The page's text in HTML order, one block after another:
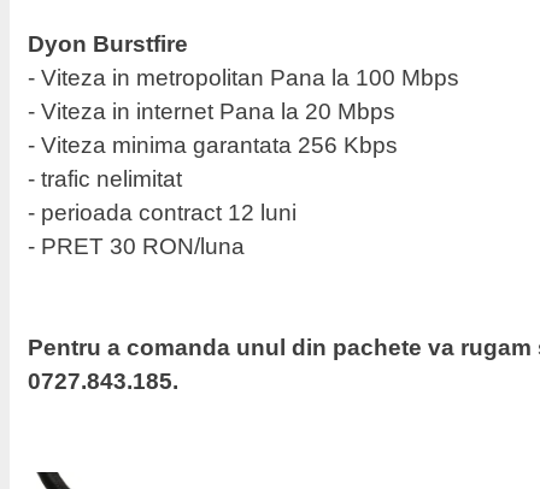
Dyon Burstfire
- Viteza in metropolitan Pana la 100 Mbps
- Viteza in internet Pana la 20 Mbps
- Viteza minima garantata 256 Kbps
- trafic nelimitat
- perioada contract 12 luni
- PRET 30 RON/luna
Pentru a comanda unul din pachete va
0727.843.185.